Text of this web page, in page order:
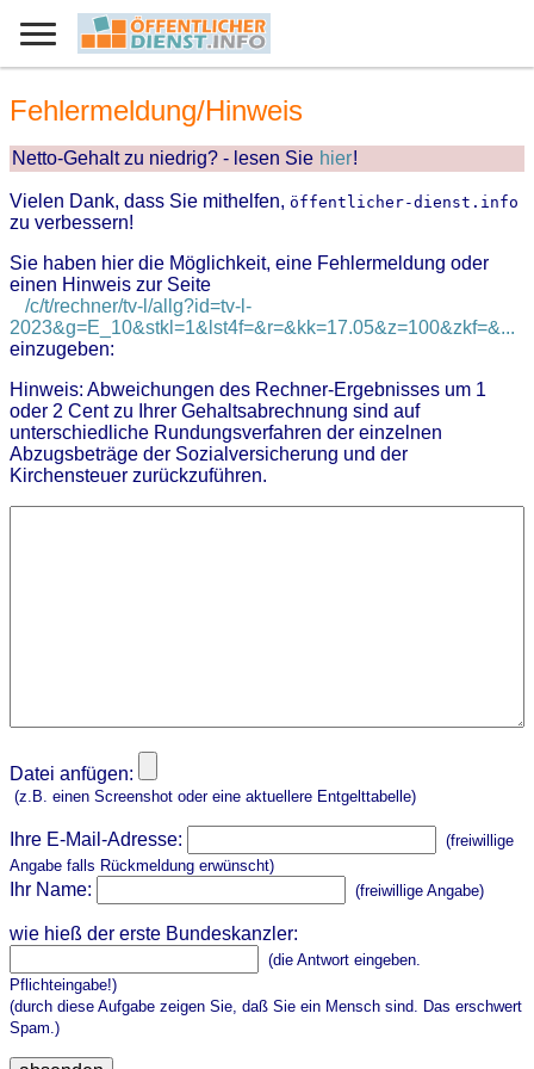
Fehlermeldung/Hinweis
Netto-Gehalt zu niedrig? - lesen Sie hier!
Vielen Dank, dass Sie mithelfen, öffentlicher-dienst.info
zu verbessern!
Sie haben hier die Möglichkeit, eine Fehlermeldung oder
einen Hinweis zur Seite
/c/t/rechner/tv-l/allg?id=tv-l-
2023&g=E_10&stkl=1&lst4f=&r=&kk=17.05&z=100&zkf=&...
einzugeben:
Hinweis: Abweichungen des Rechner-Ergebnisses um 1
oder 2 Cent zu Ihrer Gehaltsabrechnung sind auf
unterschiedliche Rundungsverfahren der einzelnen
Abzugsbeträge der Sozialversicherung und der
Kirchensteuer zurückzuführen.
Datei anfügen:
(z.B. einen Screenshot oder eine aktuellere Entgelttabelle)
Ihre E-Mail-Adresse:
(freiwillige
Angabe falls Rückmeldung erwünscht)
Ihr Name: (freiwillige Angabe)
wie hieß der erste Bundeskanzler:
(die Antwort eingeben.
Pflichteingabe!)
(durch diese Aufgabe zeigen Sie, daß Sie ein Mensch sind. Das erschwert
Spam.)